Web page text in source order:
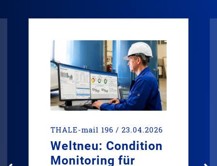
THALE-mail 196 / 23.04.2026
Weltneu: Condition
Monitoring für